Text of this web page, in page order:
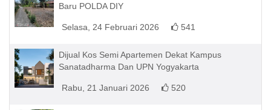
Baru POLDA DIY
Selasa, 24 Februari 2026 541
Dijual Kos Semi Apartemen Dekat Kampus
Sanatadharma Dan UPN Yogyakarta
Rabu, 21 Januari 2026 520